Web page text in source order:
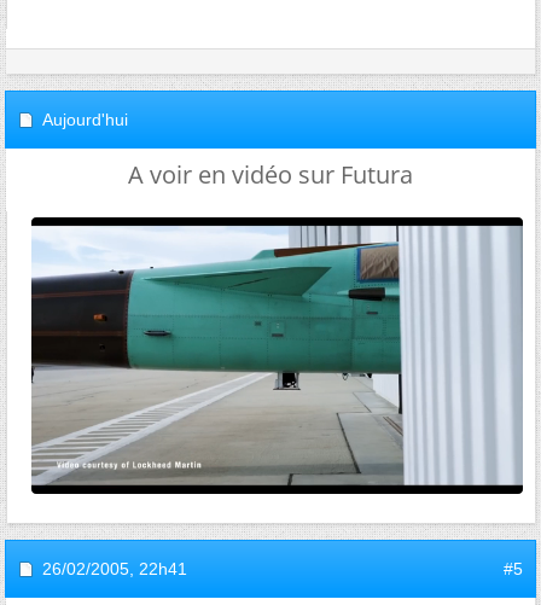
Aujourd'hui
A voir en vidéo sur Futura
26/02/2005, 22h41 #5